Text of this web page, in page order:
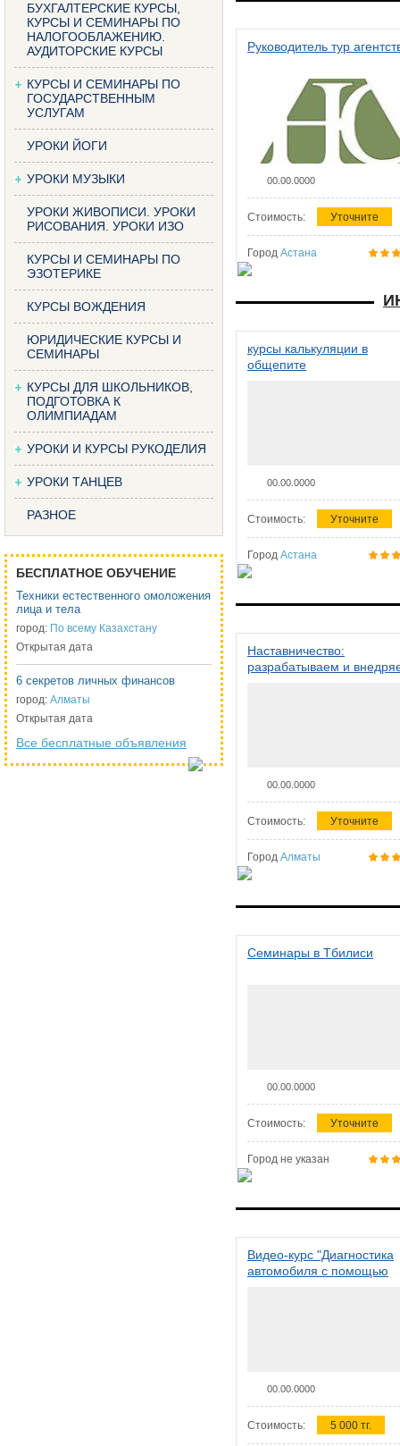
БУХГАЛТЕРСКИЕ КУРСЫ,
КУРСЫ И СЕМИНАРЫ ПО
НАЛОГООБЛАЖЕНИЮ.
АУДИТОРСКИЕ КУРСЫ
КУРСЫ И СЕМИНАРЫ ПО
ГОСУДАРСТВЕННЫМ
УСЛУГАМ
УРОКИ ЙОГИ
УРОКИ МУЗЫКИ
УРОКИ ЖИВОПИСИ. УРОКИ
РИСОВАНИЯ. УРОКИ ИЗО
КУРСЫ И СЕМИНАРЫ ПО
ЭЗОТЕРИКЕ
КУРСЫ ВОЖДЕНИЯ
ЮРИДИЧЕСКИЕ КУРСЫ И
СЕМИНАРЫ
КУРСЫ ДЛЯ ШКОЛЬНИКОВ,
ПОДГОТОВКА К
ОЛИМПИАДАМ
УРОКИ И КУРСЫ РУКОДЕЛИЯ
УРОКИ ТАНЦЕВ
РАЗНОЕ
БЕСПЛАТНОЕ ОБУЧЕНИЕ
Техники естественного омоложения
лица и тела
город: По всему Казахстану
Открытая дата
6 секретов личных финансов
город: Алматы
Открытая дата
Все бесплатные объявления
Руководитель тур
00.00.0000
Стоимость: Уточните
Город Астана
курсы калькуляции в
общепите
00.00.0000
Стоимость: Уточните
Город Астана
Наставничество:
разрабатываем и
00.00.0000
Стоимость: Уточните
Город Алматы
Семинары в Тбилиси
00.00.0000
Стоимость: Уточните
Город не указан
Видео-курс "Диагностика
автомобиля с помощью
00.00.0000
Стоимость: 5 000 тг.